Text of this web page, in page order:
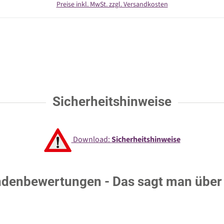
Preise inkl. MwSt. zzgl. Versandkosten
Sicherheitshinweise
Download:Sicherheitshinweise
- Das sagt man